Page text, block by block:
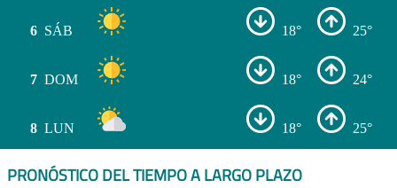
6 SÁB 18° 25°
7 DOM 18° 24°
8 LUN 18° 25°
PRONÓSTICO DEL TIEMPO A LARGO PLAZO